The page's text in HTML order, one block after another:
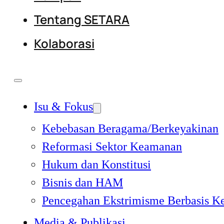
Tentang SETARA
Kolaborasi
Isu & Fokus
Kebebasan Beragama/Berkeyakinan
Reformasi Sektor Keamanan
Hukum dan Konstitusi
Bisnis dan HAM
Pencegahan Ekstrimisme Berbasis